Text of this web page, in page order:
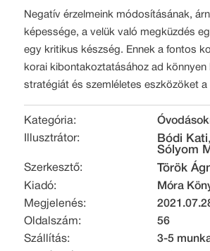
Negatív érzelmeink módosításának,
képessége, a velük való megküzdés
egy kritikus készség. Ennek a fontos
korai kibontakoztatásához ad könnyen
stratégiát és szemléletes eszközöket a
Kategória:
Illusztrátor:
Bódi Kati,
Sólyom
Szerkesztő: Török
Kiadó:
Móra
Megjelenés:
Oldalszám:
56
Szállítás:
3-5